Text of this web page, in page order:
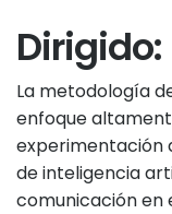
Dirigido:
La metodología
enfoque
experimentación
de inteligencia
comunicación